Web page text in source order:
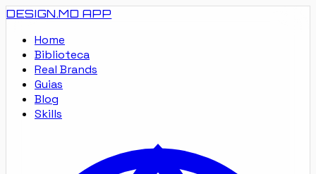
DESIGN.MD APP
Home
Biblioteca
Real Brands
Guias
Blog
Skills